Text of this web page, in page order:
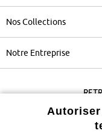
Nos Collections
Notre Entreprise